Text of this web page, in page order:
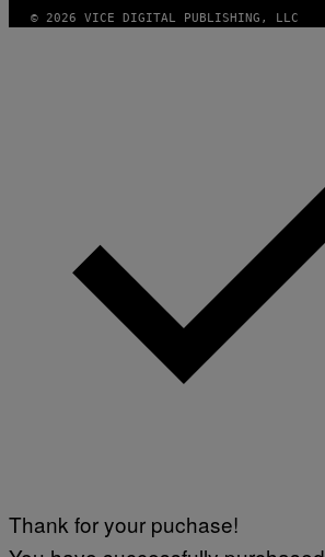
© 2026 VICE DIGITAL PUBLISHING, LLC
Thank for your puchase!